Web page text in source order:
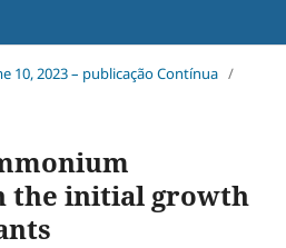
10, 2023 – publicação Contínua /
the initial growth